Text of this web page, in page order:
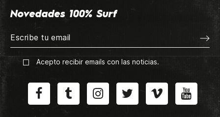
Novedades 100% Surf
Acepto recibir emails con las noticias.